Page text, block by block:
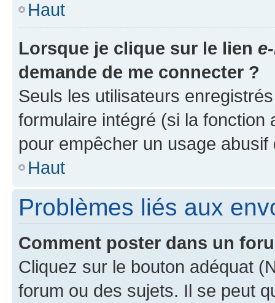
Haut
Lorsque je clique sur le lien
demande de me connecter ?
Seuls les utilisateurs
formulaire intégré (si la fonction
pour empêcher un usage
Haut
Problèmes liés aux
Comment poster dans un
Cliquez sur le bouton adéquat
forum ou des sujets. Il se peut